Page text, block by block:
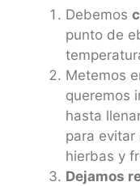
Debemos
punto de
Metemos
queremos
hasta
para evitar
hierbas y
Dejamos